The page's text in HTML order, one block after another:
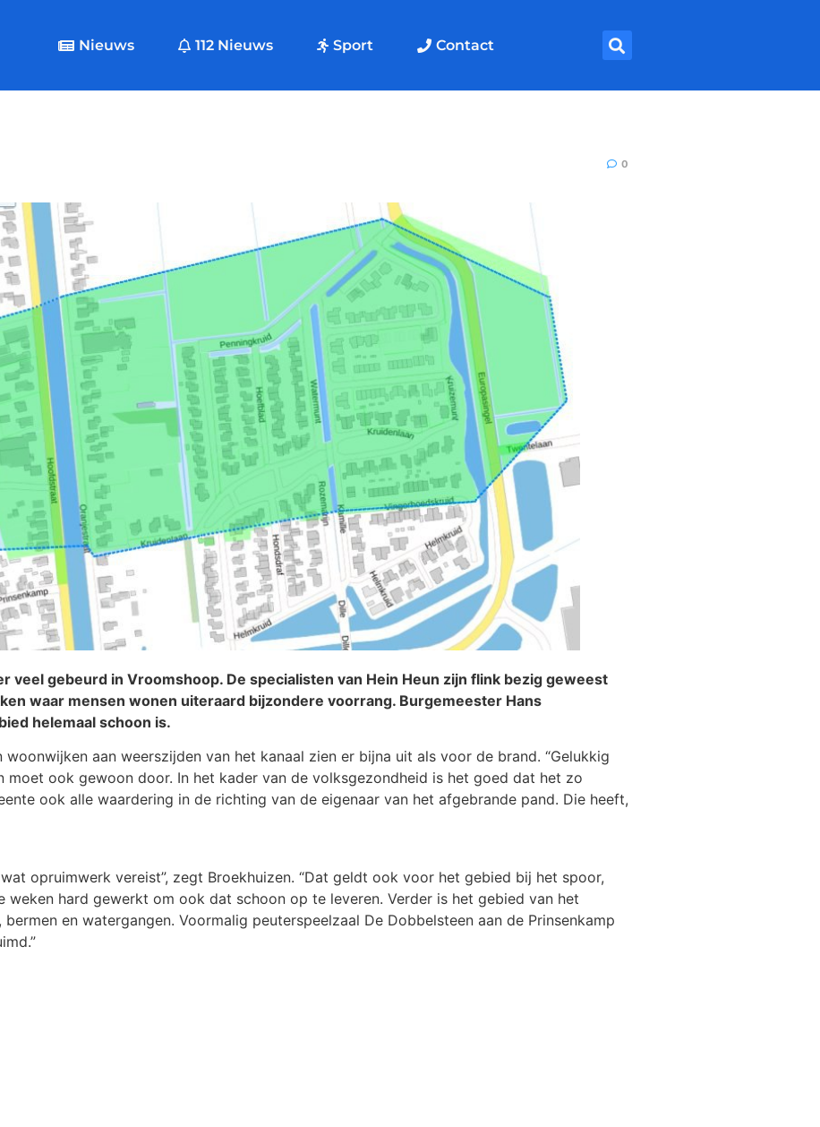
Nieuws 112 Nieuws Sport Contact
0
veel gebeurd in Vroomshoop. De specialisten van Hein Heun zijn flink bezig geweest
waar mensen wonen uiteraard bijzondere voorrang. Burgemeester Hans
helemaal schoon is.
aan weerszijden van het kanaal zien er bijna uit als voor de brand. “Gelukkig
moet ook gewoon door. In het kader van de volksgezondheid is het goed dat het zo
ook alle waardering in de richting van de eigenaar van het afgebrande pand. Die heeft,
opruimwerk vereist”, zegt Broekhuizen. “Dat geldt ook voor het gebied bij het spoor,
hard gewerkt om ook dat schoon op te leveren. Verder is het gebied van het
en watergangen. Voormalig peuterspeelzaal De Dobbelsteen aan de Prinsenkamp